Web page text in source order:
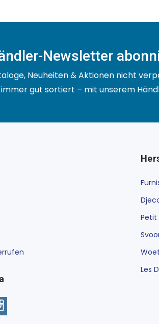
Newsletter
Neuheiten & Aktionen nicht
immer gut sortiert – mit unserem
Petit
Les